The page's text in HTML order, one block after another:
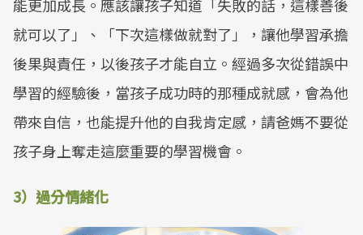
能更加成長。應該讓孩子知道「失敗的話，這樣善後
就可以了」、「下次這樣做就對了」，讓他學習承擔
後果與責任，以後孩子才能自立。經過多次從錯誤中
學習的經驗後，當孩子成功時的那種成就感，會為他
帶來自信，也能提升他的自我肯定感，請爸媽不要從
孩子身上奪走這麼重要的學習機會。
3）過分情緒化